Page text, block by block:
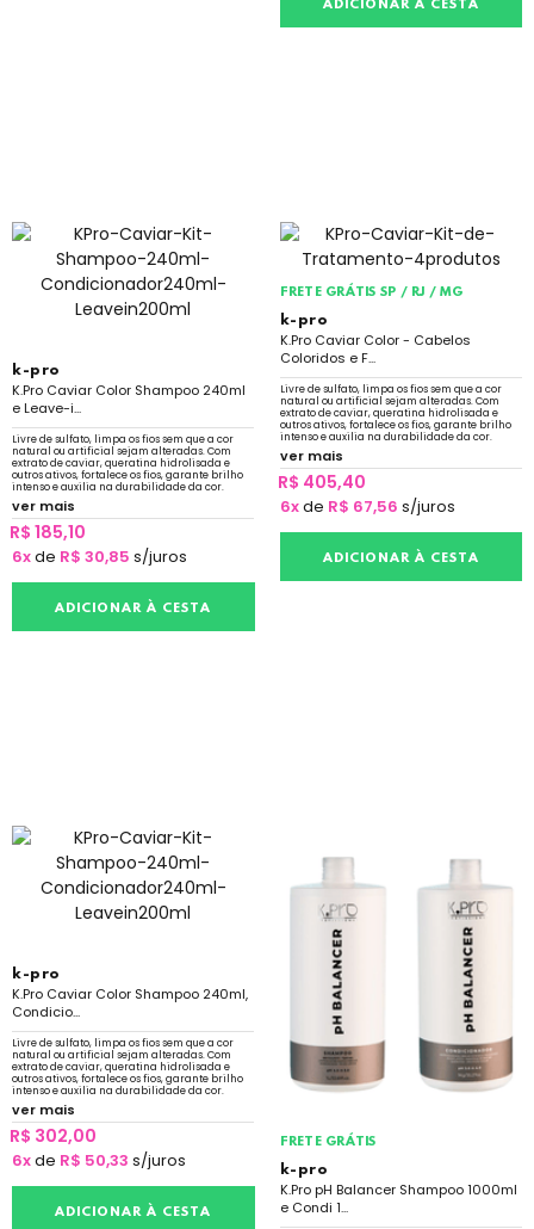
ADICIONAR À CESTA
k-pro
K.Pro Caviar Color Shampoo 240ml
e Leave-i...
Livre de sulfato, limpa os fios sem que a cor
natural ou artificial sejam alteradas. Com
extrato de caviar, queratina hidrolisada e
outros ativos, fortalece os fios, garante brilho
intenso e auxilia na durabilidade da cor.
ver mais
R$ 185,10
6xde R$ 30,85 s/juros
ADICIONAR À CESTA
FRETE GRÁTIS SP / RJ / MG
k-pro
K.Pro Caviar Color - Cabelos
Coloridos e F...
Livre de sulfato, limpa os fios sem que a cor
natural ou artificial sejam alteradas. Com
extrato de caviar, queratina hidrolisada e
outros ativos, fortalece os fios, garante brilho
intenso e auxilia na durabilidade da cor.
ver mais
R$ 405,40
6xde R$ 67,56 s/juros
ADICIONAR À CESTA
k-pro
K.Pro Caviar Color Shampoo 240ml,
Condicio...
Livre de sulfato, limpa os fios sem que a cor
natural ou artificial sejam alteradas. Com
extrato de caviar, queratina hidrolisada e
outros ativos, fortalece os fios, garante brilho
intenso e auxilia na durabilidade da cor.
ver mais
R$ 302,00
6xde R$ 50,33 s/juros
ADICIONAR À CESTA
FRETE GRÁTIS
k-pro
K.Pro pH Balancer Shampoo 1000ml
e Condi 1...